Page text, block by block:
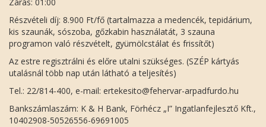
Részvételi díj: 8.900 Ft/fő (tartalmazza a medencék, tepidárium,
kis szaunák, sószoba, gőzkabin használatát, 3 szauna
programon való részvételt, gyümölcstálat és frissítőt)
Az estre regisztrálni és előre utalni szükséges. (SZÉP kártyás
utalásnál több nap után látható a teljesítés)
Tel.: 22/814-400, e-mail: ertekesito@fehervar-arpadfurdo.hu
Bankszámlaszám: K & H Bank, Förhécz „I” Ingatlanfejlesztő Kft.,
10402908-50526556-69691005